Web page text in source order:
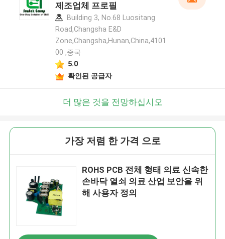
제조업체 프로필
Building 3, No.68 Luositang
Road,Changsha E&D
Zone,Changsha,Hunan,China,4101
00 ,중국
5.0
확인된 공급자
더 많은 것을 전망하십시오
가장 저렴 한 가격 으로
ROHS PCB 전체 형태 의료 신속한
손바닥 열쇠 의료 산업 보안을 위
해 사용자 정의